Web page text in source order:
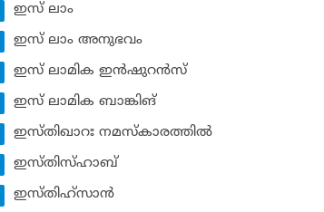
ഇസ് ലാം
ഇസ് ലാം അനുഭവം
ഇസ് ലാമിക ഇന്‍ഷുറന്‍സ്‌
ഇസ് ലാമിക ബാങ്കിങ്‌
ഇസ്തിഖാറഃ നമസ്‌കാരത്തില്‍
ഇസ്തിസ്ഹാബ്
ഇസ്തിഹ്‌സാന്‍